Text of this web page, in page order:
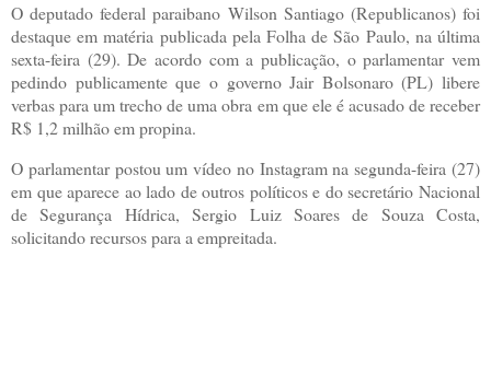
O deputado federal paraibano Wilson Santiago (Republicanos) foi
destaque em matéria publicada pela Folha de São Paulo, na última
sexta-feira (29). De acordo com a publicação, o parlamentar vem
pedindo publicamente que o governo Jair Bolsonaro (PL) libere
verbas para um trecho de uma obra em que ele é acusado de receber
R$ 1,2 milhão em propina.
O parlamentar postou um vídeo no Instagram na segunda-feira (27)
em que aparece ao lado de outros políticos e do secretário Nacional
de Segurança Hídrica, Sergio Luiz Soares de Souza Costa,
solicitando recursos para a empreitada.